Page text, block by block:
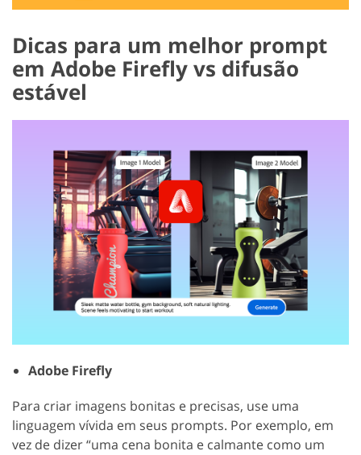
Dicas para um melhor prompt
em Adobe Firefly vs difusão
estável
Adobe Firefly
Para criar imagens bonitas e precisas, use uma
linguagem vívida em seus prompts. Por exemplo, em
vez de dizer “uma cena bonita e calmante como um